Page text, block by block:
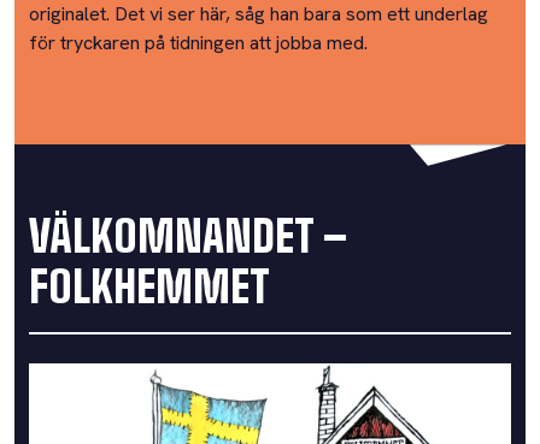
originalet. Det vi ser här, såg han bara som ett underlag
för tryckaren på tidningen att jobba med.
VÄLKOMNANDET –
FOLKHEMMET